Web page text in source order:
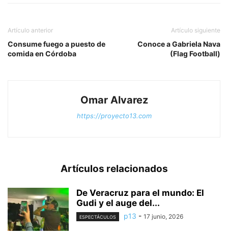
Artículo anterior
Consume fuego a puesto de
comida en Córdoba
Artículo siguiente
Conoce a Gabriela Nava
(Flag Football)
Omar Alvarez
https://proyecto13.com
Artículos relacionados
De Veracruz para el mundo: El
Gudi y el auge del...
ESPECTÁCULOS p13 - 17 junio, 2026